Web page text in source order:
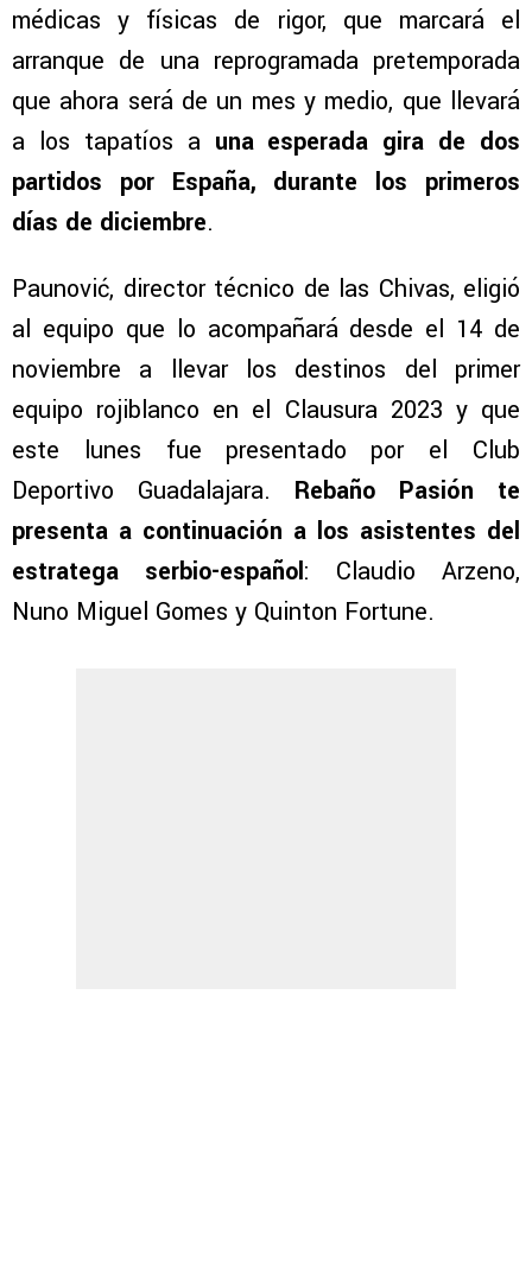
médicas y físicas de rigor, que marcará el
arranque de una reprogramada pretemporada
que ahora será de un mes y medio, que llevará
a los tapatíos a una esperada gira de dos
partidos por España, durante los primeros
días de diciembre.
Paunović, director técnico de las Chivas, eligió
al equipo que lo acompañará desde el 14 de
noviembre a llevar los destinos del primer
equipo rojiblanco en el Clausura 2023 y que
este lunes fue presentado por el Club
Deportivo Guadalajara. Rebaño Pasión te
presenta a continuación a los asistentes del
estratega serbio-español: Claudio Arzeno,
Nuno Miguel Gomes y Quinton Fortune.